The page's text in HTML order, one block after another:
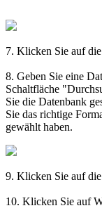
7. Klicken Sie auf
8. Geben Sie eine
Schaltfläche
Sie die Datenbank
Sie das richtige
gewählt haben.
9. Klicken Sie auf
10. Klicken Sie auf